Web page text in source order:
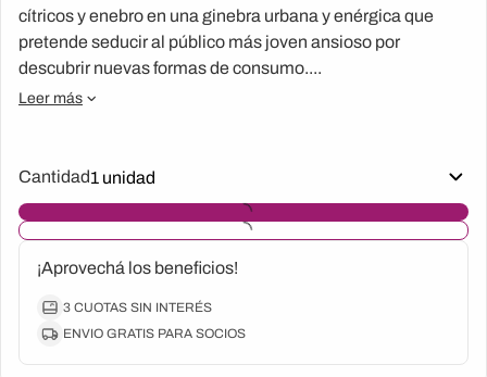
cítricos y enebro en una ginebra urbana y enérgica que
pretende seducir al público más joven ansioso por
descubrir nuevas formas de consumo....
Leer más
¡Aprovechá los beneficios!
3 CUOTAS SIN INTERÉS
ENVIO GRATIS PARA SOCIOS
Cantidad